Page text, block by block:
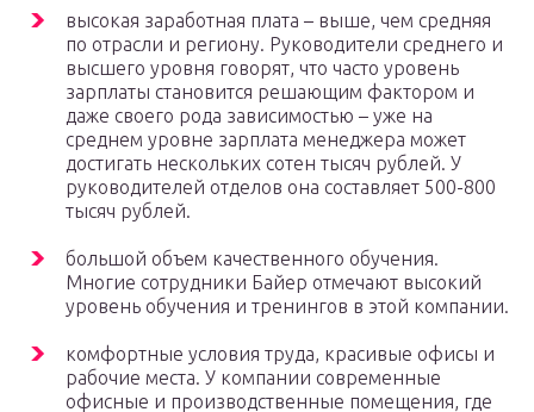
высокая заработная плата – выше, чем средняя
по отрасли и региону. Руководители среднего и
высшего уровня говорят, что часто уровень
зарплаты становится решающим фактором и
даже своего рода зависимостью – уже на
среднем уровне зарплата менеджера может
достигать нескольких сотен тысяч рублей. У
руководителей отделов она составляет 500-800
тысяч рублей.
большой объем качественного обучения.
Многие сотрудники Байер отмечают высокий
уровень обучения и тренингов в этой компании.
комфортные условия труда, красивые офисы и
рабочие места. У компании современные
офисные и производственные помещения, где